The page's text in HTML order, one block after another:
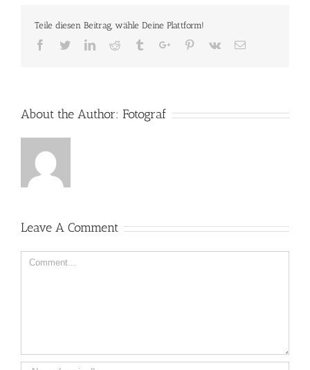
Teile diesen Beitrag, wähle Deine Plattform!
Facebook
TwitterLinkedinReddit TumblrGoogle+Pinterest
Vk Email
About the Author: Fotograf
Leave A Comment
Comment